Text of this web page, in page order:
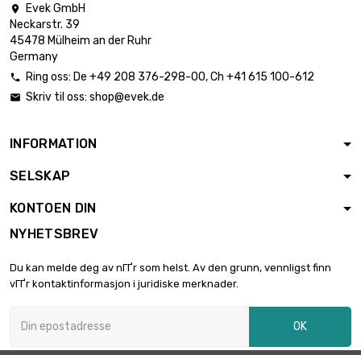

Evek GmbH
Neckarstr. 39
45478 Mülheim an der Ruhr
Germany
 Ring oss: De +49 208 376-298-00, Ch +41 615 100-612
 Skriv til oss: shop@evek.de
INFORMATION
SELSKAP
KONTOEN DIN
NYHETSBREV
Du kan melde deg av nГҐr som helst. Av den grunn, vennligst finn
vГҐr kontaktinformasjon i juridiske merknader.
OK